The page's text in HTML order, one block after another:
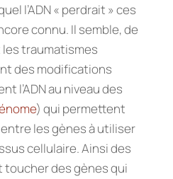
l’ADN « perdrait » ces
connu. Il semble, de
traumatismes
des modifications
l’ADN au niveau des
) qui permettent
les gènes à utiliser
cellulaire. Ainsi des
des gènes qui